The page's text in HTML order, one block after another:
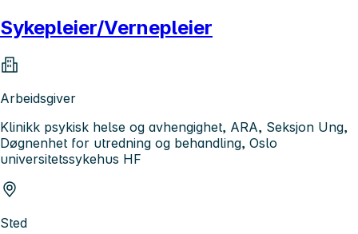
Sykepleier/Vernepleier
Arbeidsgiver
Klinikk psykisk helse og avhengighet, ARA, Seksjon Ung,
Døgnenhet for utredning og behandling, Oslo
universitetssykehus HF
Sted